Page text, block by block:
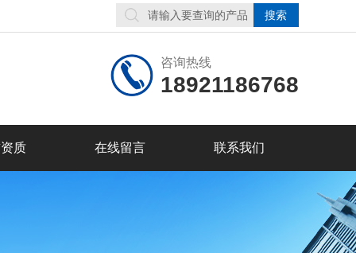
咨询热线
18921186768
质 在线留言 联系我们